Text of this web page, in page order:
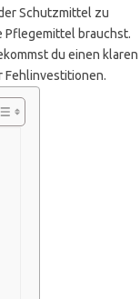
Schutzmittel zu
Pflegemittel brauchst.
du einen klaren
Fehlinvestitionen.